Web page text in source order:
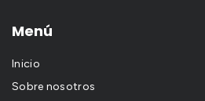
Menú
Inicio
Sobre nosotros